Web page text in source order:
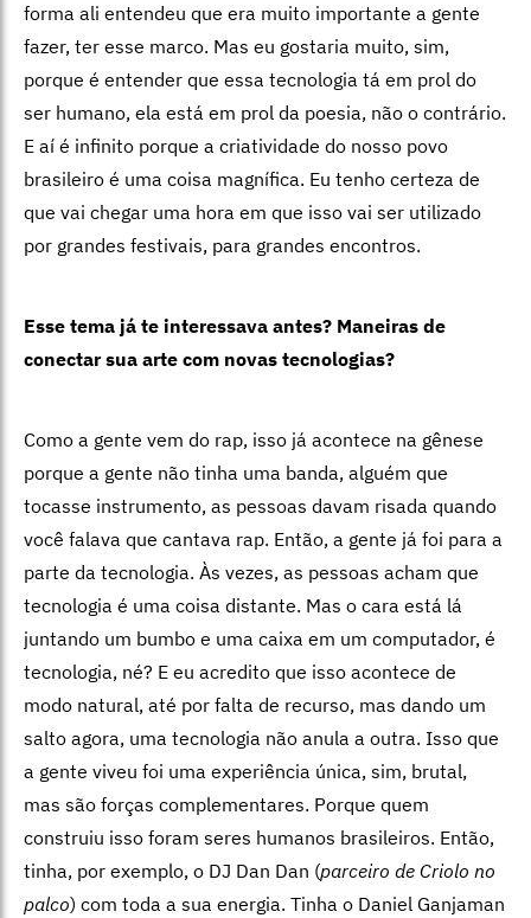
forma ali entendeu que era muito importante a gente
fazer, ter esse marco. Mas eu gostaria muito, sim,
porque é entender que essa tecnologia tá em prol do
ser humano, ela está em prol da poesia, não o contrário.
E aí é infinito porque a criatividade do nosso povo
brasileiro é uma coisa magnífica. Eu tenho certeza de
que vai chegar uma hora em que isso vai ser utilizado
por grandes festivais, para grandes encontros.
Esse tema já te interessava antes? Maneiras de
conectar sua arte com novas tecnologias?
Como a gente vem do rap, isso já acontece na gênese
porque a gente não tinha uma banda, alguém que
tocasse instrumento, as pessoas davam risada quando
você falava que cantava rap. Então, a gente já foi para a
parte da tecnologia. Às vezes, as pessoas acham que
tecnologia é uma coisa distante. Mas o cara está lá
juntando um bumbo e uma caixa em um computador, é
tecnologia, né? E eu acredito que isso acontece de
modo natural, até por falta de recurso, mas dando um
salto agora, uma tecnologia não anula a outra. Isso que
a gente viveu foi uma experiência única, sim, brutal,
mas são forças complementares. Porque quem
construiu isso foram seres humanos brasileiros. Então,
tinha, por exemplo, o DJ Dan Dan (parceiro de Criolo no
palco) com toda a sua energia. Tinha o Daniel Ganjaman